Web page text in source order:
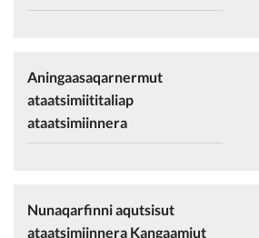
Aningaasaqarnermut
ataatsimiititaliap
ataatsimiinnera
Nunaqarfinni aqutsisut
ataatsimiinnera Kangaamiut